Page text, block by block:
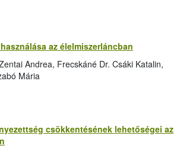
az élelmiszerláncban
Andrea, Frecskáné Dr. Csáki Katalin,
Mária
csökkentésének lehetőségei az